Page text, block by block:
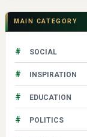
MAIN CATEGORY
# SOCIAL
# INSPIRATION
# EDUCATION
# POLITICS